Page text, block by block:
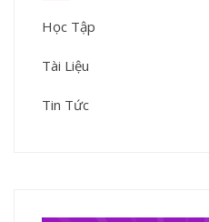
Học Tập
Tài Liệu
Tin Tức